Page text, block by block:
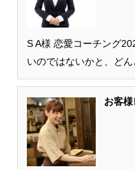
S A様 恋愛コーチング
いのではないかと、ど
お客様